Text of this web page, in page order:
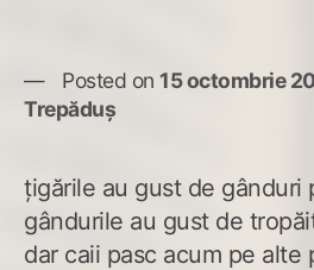
Posted on 15 octombrie
Trepăduș
țigările au gust de gânduri
gândurile au gust de
dar caii pasc acum pe alte